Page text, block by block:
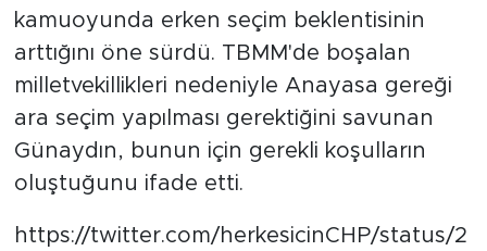
kamuoyunda erken seçim beklentisinin
arttığını öne sürdü. TBMM'de boşalan
milletvekillikleri nedeniyle Anayasa gereği
ara seçim yapılması gerektiğini savunan
Günaydın, bunun için gerekli koşulların
oluştuğunu ifade etti.
https://twitter.com/herkesicinCHP/status/2